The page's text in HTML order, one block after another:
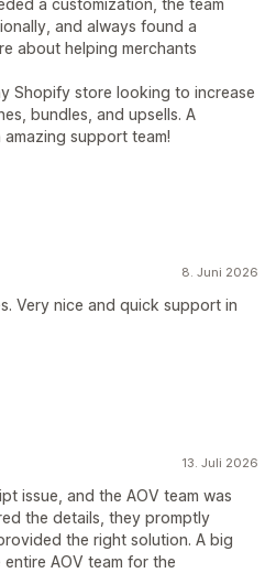
a customization, the team
and always found a
about helping merchants
Shopify store looking to increase
bundles, and upsells. A
support team!
8. Juni 2026
Very nice and quick support in
13. Juli 2026
issue, and the AOV team was
the details, they promptly
the right solution. A big
AOV team for the